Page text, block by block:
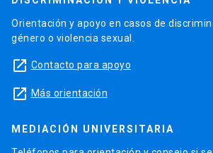
Orientación y apoyo en casos de
género o violencia sexual.
launch Contacto para apoyo
launch Más orientación
MEDIACIÓN UNIVERSITARIA